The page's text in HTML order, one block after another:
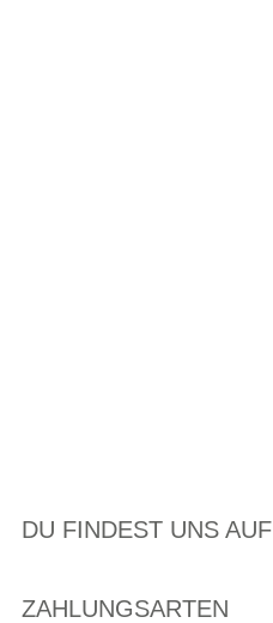
DU FINDEST UNS AUF
ZAHLUNGSARTEN